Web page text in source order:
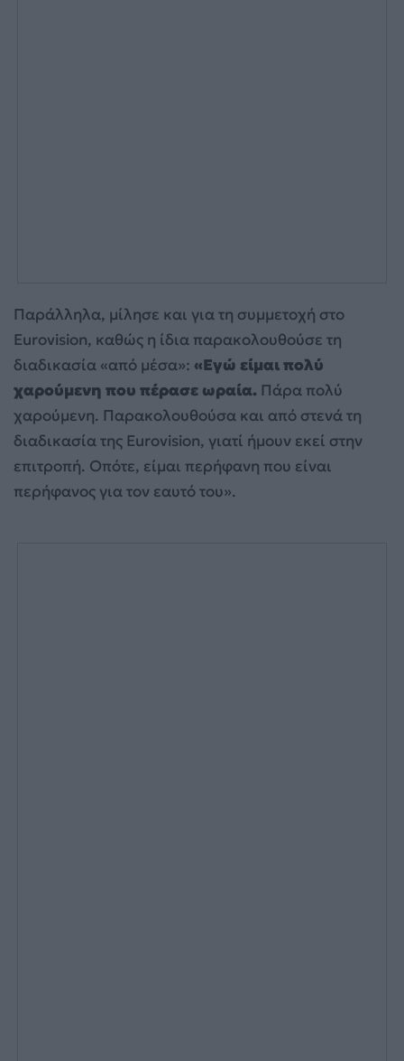
Παράλληλα, μίλησε και για τη συμμετοχή στο
Eurovision, καθώς η ίδια παρακολουθούσε τη
διαδικασία «από μέσα»: «Εγώ είμαι πολύ
χαρούμενη που πέρασε ωραία. Πάρα πολύ
χαρούμενη. Παρακολουθούσα και από στενά τη
διαδικασία της Eurovision, γιατί ήμουν εκεί στην
επιτροπή. Οπότε, είμαι περήφανη που είναι
περήφανος για τον εαυτό του».